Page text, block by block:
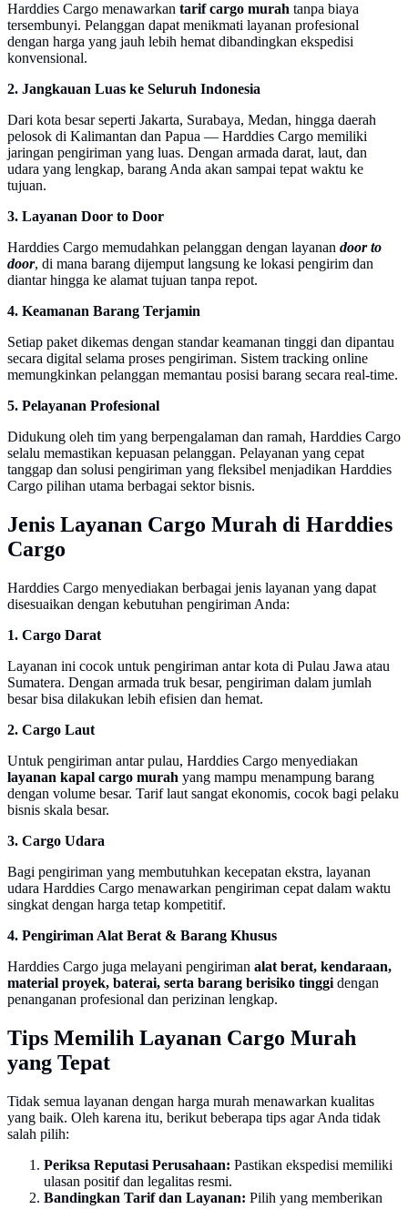
Harddies Cargo menawarkan tarif cargo murah tanpa biaya
tersembunyi. Pelanggan dapat menikmati layanan profesional
dengan harga yang jauh lebih hemat dibandingkan ekspedisi
konvensional.
2. Jangkauan Luas ke Seluruh Indonesia
Dari kota besar seperti Jakarta, Surabaya, Medan, hingga daerah
pelosok di Kalimantan dan Papua — Harddies Cargo memiliki
jaringan pengiriman yang luas. Dengan armada darat, laut, dan
udara yang lengkap, barang Anda akan sampai tepat waktu ke
tujuan.
3. Layanan Door to Door
Harddies Cargo memudahkan pelanggan dengan layanan door to
door, di mana barang dijemput langsung ke lokasi pengirim dan
diantar hingga ke alamat tujuan tanpa repot.
4. Keamanan Barang Terjamin
Setiap paket dikemas dengan standar keamanan tinggi dan dipantau
secara digital selama proses pengiriman. Sistem tracking online
memungkinkan pelanggan memantau posisi barang secara real-time.
5. Pelayanan Profesional
Didukung oleh tim yang berpengalaman dan ramah, Harddies Cargo
selalu memastikan kepuasan pelanggan. Pelayanan yang cepat
tanggap dan solusi pengiriman yang fleksibel menjadikan Harddies
Cargo pilihan utama berbagai sektor bisnis.
Jenis Layanan Cargo Murah di Harddies
Cargo
Harddies Cargo menyediakan berbagai jenis layanan yang dapat
disesuaikan dengan kebutuhan pengiriman Anda:
1. Cargo Darat
Layanan ini cocok untuk pengiriman antar kota di Pulau Jawa atau
Sumatera. Dengan armada truk besar, pengiriman dalam jumlah
besar bisa dilakukan lebih efisien dan hemat.
2. Cargo Laut
Untuk pengiriman antar pulau, Harddies Cargo menyediakan
layanan kapal cargo murah yang mampu menampung barang
dengan volume besar. Tarif laut sangat ekonomis, cocok bagi pelaku
bisnis skala besar.
3. Cargo Udara
Bagi pengiriman yang membutuhkan kecepatan ekstra, layanan
udara Harddies Cargo menawarkan pengiriman cepat dalam waktu
singkat dengan harga tetap kompetitif.
4. Pengiriman Alat Berat & Barang Khusus
Harddies Cargo juga melayani pengiriman alat berat, kendaraan,
material proyek, baterai, serta barang berisiko tinggi dengan
penanganan profesional dan perizinan lengkap.
Tips Memilih Layanan Cargo Murah
yang Tepat
Tidak semua layanan dengan harga murah menawarkan kualitas
yang baik. Oleh karena itu, berikut beberapa tips agar Anda tidak
salah pilih:
Periksa Reputasi Perusahaan: Pastikan ekspedisi memiliki
ulasan positif dan legalitas resmi.
Bandingkan Tarif dan Layanan: Pilih yang memberikan